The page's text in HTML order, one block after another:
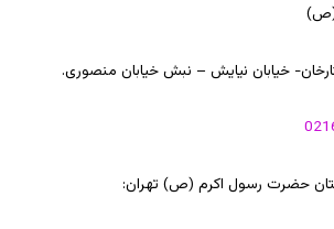
(ص)
خیابان نیایش – نبش خیابان منصوری.
حضرت رسول اکرم (ص) تهران: